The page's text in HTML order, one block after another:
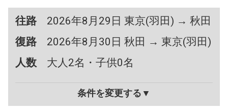
往路
2026年8月29日 東京(羽田) → 秋田
復路
2026年8月30日 秋田 → 東京(羽田)
人数
大人2名・子供0名
条件を変更する▼